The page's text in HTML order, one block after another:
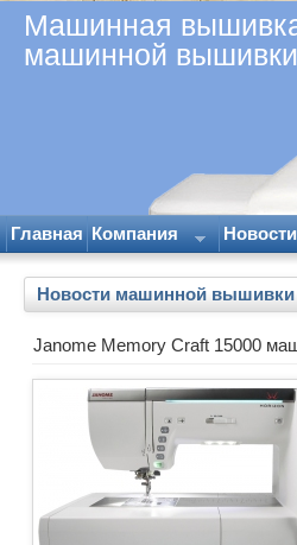
Машинная
машинной
Главная Компания Новости
Новости машинной вышивки
Janome Memory Craft 15000